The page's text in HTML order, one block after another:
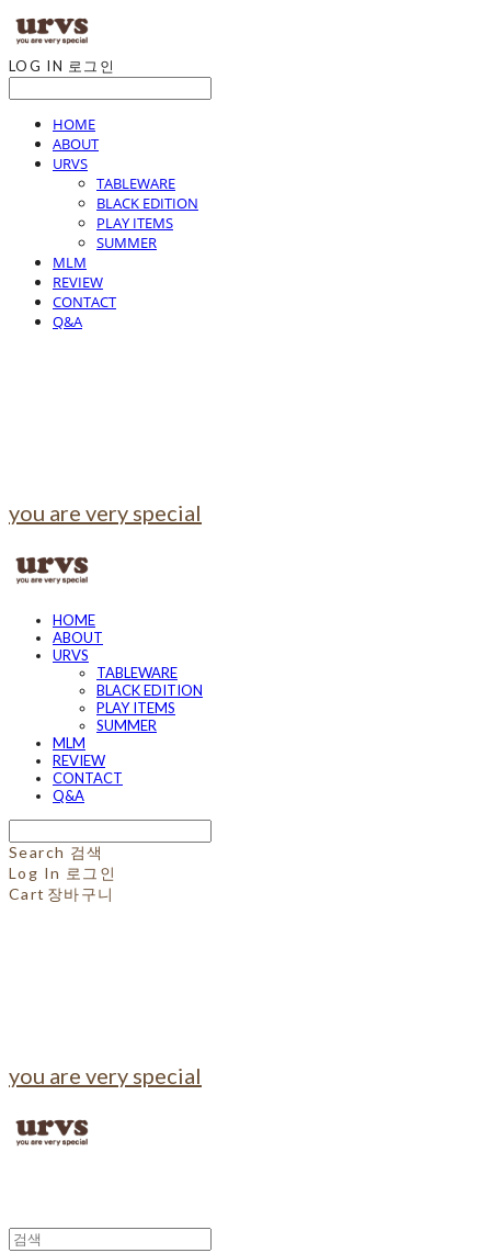
LOG IN 로그인
HOME
ABOUT
URVS
TABLEWARE
BLACK EDITION
PLAY ITEMS
SUMMER
MLM
REVIEW
CONTACT
Q&A
you are very special
HOME
ABOUT
URVS
TABLEWARE
BLACK EDITION
PLAY ITEMS
SUMMER
MLM
REVIEW
CONTACT
Q&A
Search 검색
Log In 로그인
Cart 장바구니
you are very special